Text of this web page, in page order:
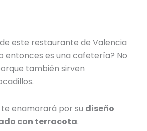
este restaurante de Valencia
entonces es una cafetería? No
también sirven
te enamorará por su diseño
con terracota.